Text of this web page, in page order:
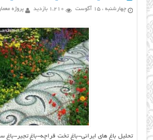
چهارشنبه ، 15 آگوست 1,210 بازدید پروژه
تحلیل باغ های ایرانی-باغ تخت قراچه-باغ تجیر-